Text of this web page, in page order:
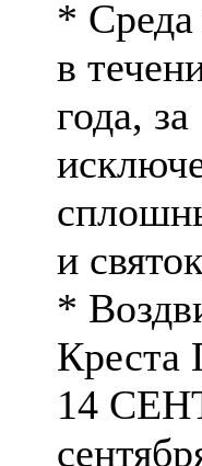
* Среда
в
года, за
и
*
Креста
14